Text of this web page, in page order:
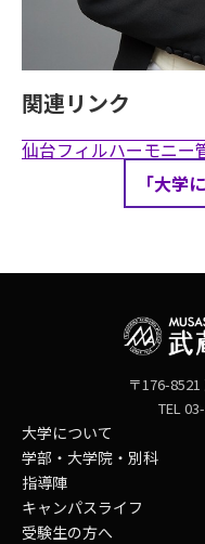
関連リンク
仙台フィルハーモニー
「大学
〒176-
TEL
大学について
学部・大学院・別科
指導陣
キャンパスライフ
受験生の方へ